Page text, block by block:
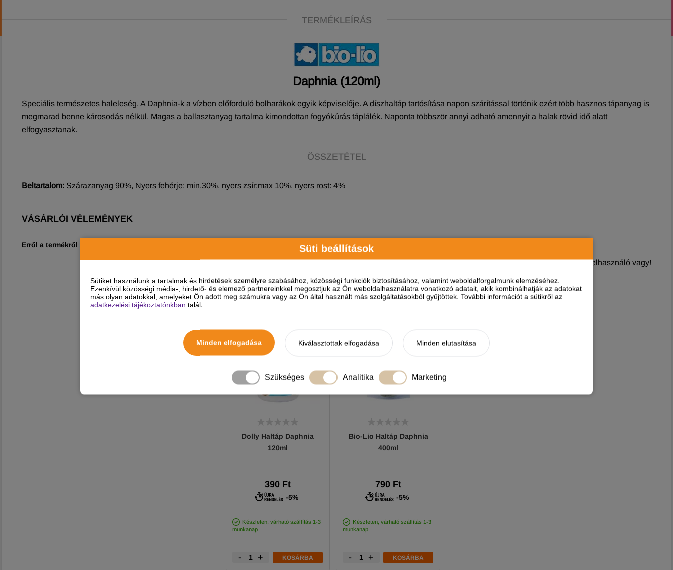
Süti beállítások
Sütiket használunk a tartalmak és hirdetések személyre szabásához, közösségi funkciók biztosításához, valamint weboldalforgalmunk elemzéséhez.
Ezenkívül közösségi média-, hirdető- és elemező partnereinkkel megosztjuk az Ön weboldalhasználatra vonatkozó adatait, akik kombinálhatják az adatokat
más olyan adatokkal, amelyeket Ön adott meg számukra vagy az Ön által használt más szolgáltatásokból gyűjtöttek. További információt a sütikről az
adatkezelési tájékoztatónkban talál.
Minden elfogadása Kiválasztottak elfogadása Minden elutasítása
Szükséges Analitika Marketing
TERMÉKLEÍRÁS
Daphnia (120ml)
Speciális természetes haleleség. A Daphnia-k a vízben előforduló bolharákok egyik képviselője. A díszhaltáp tartósítása napon szárítással történik ezért több hasznos tápanyag is
megmarad benne károsodás nélkül. Magas a ballasztanyag tartalma kimondottan fogyókúrás táplálék. Naponta többször annyi adható amennyit a halak rövid idő alatt
elfogyasztanak.
ÖSSZETÉTEL
Beltartalom: Szárazanyag 90%, Nyers fehérje: min.30%, nyers zsír:max 10%, nyers rost: 4%
VÁSÁRLÓI VÉLEMÉNYEK
Erről a termékről még nincs vélemény!
A termékhez akkor tudsz véleményt írni, haregisztrált és bejelentkezettfelhasználó vagy!
HELYETTESÍTŐ TERMÉKEK
Dolly Haltáp Daphnia
120ml
390 Ft
-5%
Készleten, várható szállítás 1-3
munkanap
- + KOSÁRBA
Bio-Lio Haltáp Daphnia
400ml
790 Ft
-5%
Készleten, várható szállítás 1-3
munkanap
- + KOSÁRBA